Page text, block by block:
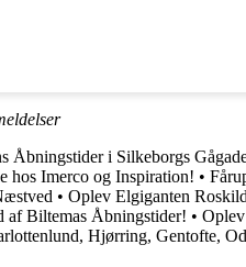
Åbningstider i Silkeborgs
hos Imerco og Inspiration! •
• Oplev Elgiganten
af Biltemas Åbningstider! •
Hjørring, Gentofte,